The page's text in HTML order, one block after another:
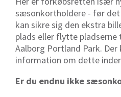
sæsonkortholdere - før det
kan sikre sig den ekstra
plads eller flytte
Aalborg Portland Park.
information om dette
Er du endnu ikke